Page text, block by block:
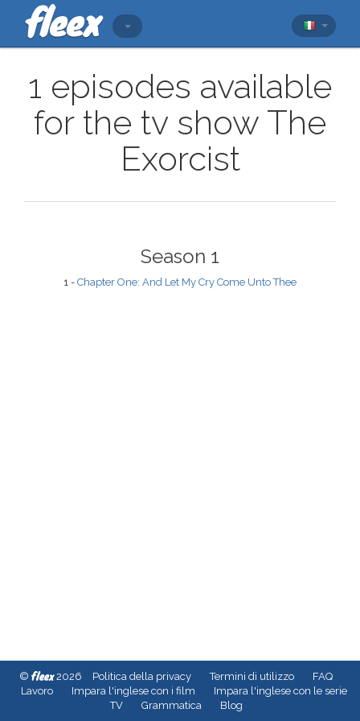
1 episodes available
for the tv show The
Exorcist
Season 1
1 - Chapter One: And Let My Cry Come Unto Thee
© fleex2026 Politica della privacy Termini di utilizzo
FAQ
Lavoro
Impara l'inglese con i film
Impara l'inglese con le serie
TV
Grammatica Blog